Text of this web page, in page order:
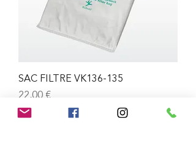
SAC FILTRE VK136-135
Prix
22,00 €